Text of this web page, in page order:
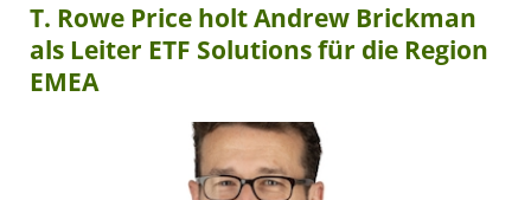
T. Rowe Price holt Andrew Brickman
als Leiter ETF Solutions für die Region
EMEA